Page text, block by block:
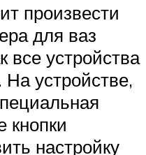
произвести
для ваз
все устройства
На устройстве,
кнопки
настройку